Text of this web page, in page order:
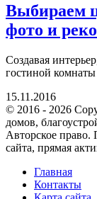
Выбираем
фото и
Создавая
гостиной
15.11.2016
© 2016 - 2026
домов,
Авторское право.
сайта, прямая
Главная
Контакты